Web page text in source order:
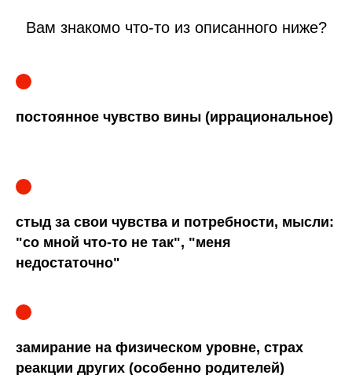
Вам знакомо что-то из описанного ниже?
постоянное чувство вины (иррациональное)
стыд за свои чувства и потребности, мысли:
"со мной что-то не так", "меня
недостаточно"
замирание на физическом уровне, страх
реакции других (особенно родителей)